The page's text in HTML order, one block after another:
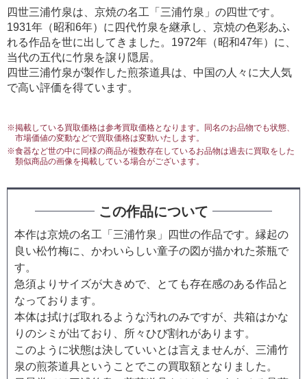
四世三浦竹泉は、京焼の名工「三浦竹泉」の四世です。
1931年（昭和6年）に四代竹泉を継承し、京焼の色彩あふ
れる作品を世に出してきました。1972年（昭和47年）に、
当代の五代に竹泉を譲り隠居。
四世三浦竹泉が製作した煎茶道具は、中国の人々に大人気
で高い評価を得ています。
※掲載している買取価格は参考買取価格となります。同名のお品物でも状態、
市場価値の変動などで買取価格は変動いたします。
※食器など世の中に同様の商品が複数存在しているお品物は過去に買取をした
類似商品の画像を掲載している場合がございます。
この作品について
本作は京焼の名工「三浦竹泉」四世の作品です。縁起の
良い松竹梅に、かわいらしい童子の図が描かれた茶瓶で
す。
急須よりサイズが大きめで、とても存在感のある作品と
なっております。
本体は拭けば取れるような汚れのみですが、共箱はかな
りのシミが出ており、所々ひび割れがあります。
このように状態は決していいとは言えませんが、三浦竹
泉の煎茶道具ということでこの買取額となりました。